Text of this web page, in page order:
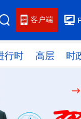
客户端
行时 高层 时
网站地图
财经 网评